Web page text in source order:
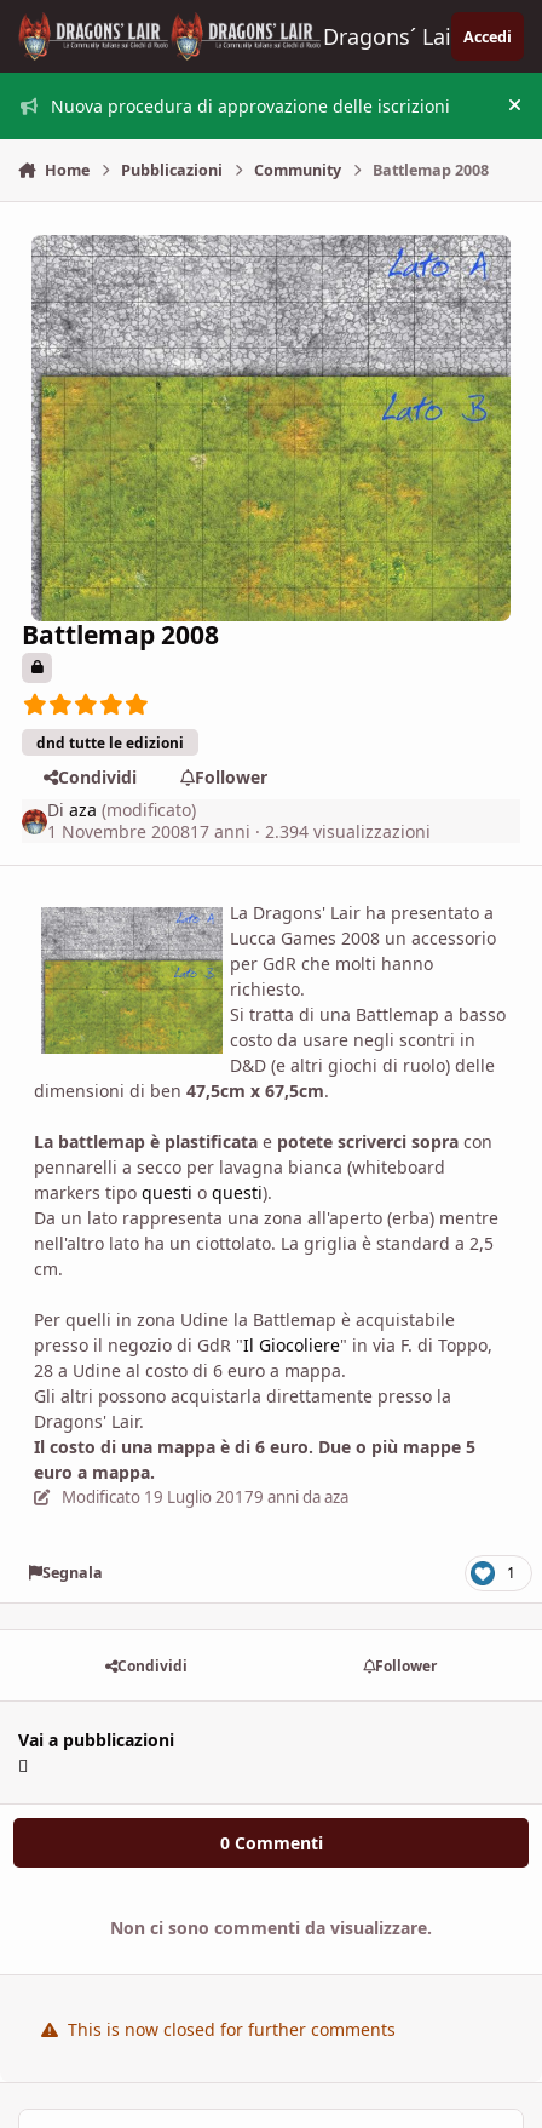
Vai al contenuto
Dragons´ Lair Accedi
Nuova procedura di approvazione delle iscrizioni
Home Pubblicazioni Community Battlemap 2008
Battlemap 2008
dnd tutte le edizioni
Condividi
Follower
Diaza (modificato)
1 Novembre 200817 anni · 2.394 visualizzazioni
La Dragons' Lair ha presentato a
Lucca Games 2008 un accessorio
per GdR che molti hanno
richiesto.
Si tratta di una Battlemap a basso
costo da usare negli scontri in
D&D (e altri giochi di ruolo) delle
dimensioni di ben 47,5cm x 67,5cm.
La battlemap è plastificata e potete scriverci sopra con
pennarelli a secco per lavagna bianca (whiteboard
markers tipo questi o questi).
Da un lato rappresenta una zona all'aperto (erba) mentre
nell'altro lato ha un ciottolato. La griglia è standard a 2,5
cm.
Per quelli in zona Udine la Battlemap è acquistabile
presso il negozio di GdR "Il Giocoliere" in via F. di Toppo,
28 a Udine al costo di 6 euro a mappa.
Gli altri possono acquistarla direttamente presso la
Dragons' Lair.
Il costo di una mappa è di 6 euro. Due o più mappe 5
euro a mappa.
Modificato 19 Luglio 20179 annida aza
Segnala 1
Condividi Follower
Vai a pubblicazioni
0 Commenti
Non ci sono commenti da visualizzare.
This is now closed for further comments